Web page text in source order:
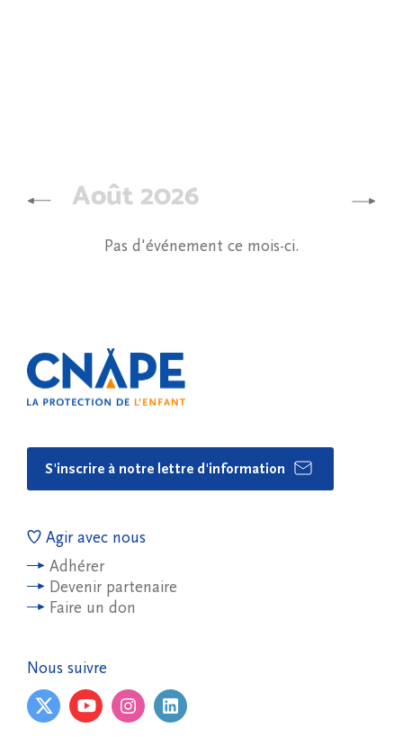
Août 2026
Pas d'événement ce mois-ci.
S'inscrire à notre lettre d'information
Agir avec nous
Adhérer
Devenir partenaire
Faire un don
Nous suivre